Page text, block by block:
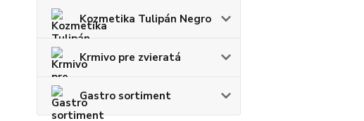
Kozmetika Tulipán Negro
Krmivo pre zvieratá
Gastro sortiment